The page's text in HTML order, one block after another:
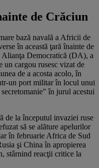
de Crăciun
bază navală a Africii de
în această ţară înainte de
Democratică (DA), a
un cargou rusesc vizat de
de a acosta acolo, în
un port militar în locul unui
în jurul acestui
de la începutul invaziei ruse
să se alăture apelurilor
în februarie Africa de Sud
şi China în apropierea
stârnind reacţii critice la